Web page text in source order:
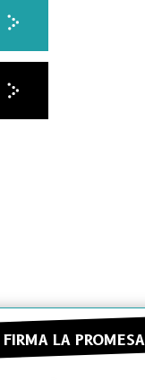
FIRMA LA PROMESA